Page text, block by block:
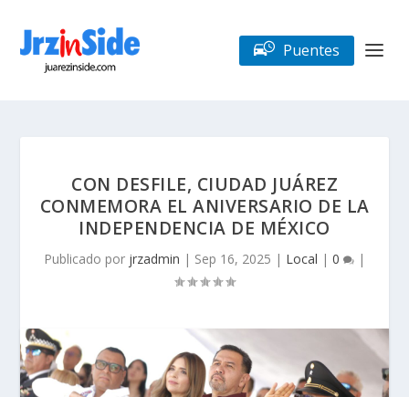
Puentes
CON DESFILE, CIUDAD JUÁREZ
CONMEMORA EL ANIVERSARIO DE LA
INDEPENDENCIA DE MÉXICO
Publicado por jrzadmin | Sep 16, 2025 | Local | 0 |